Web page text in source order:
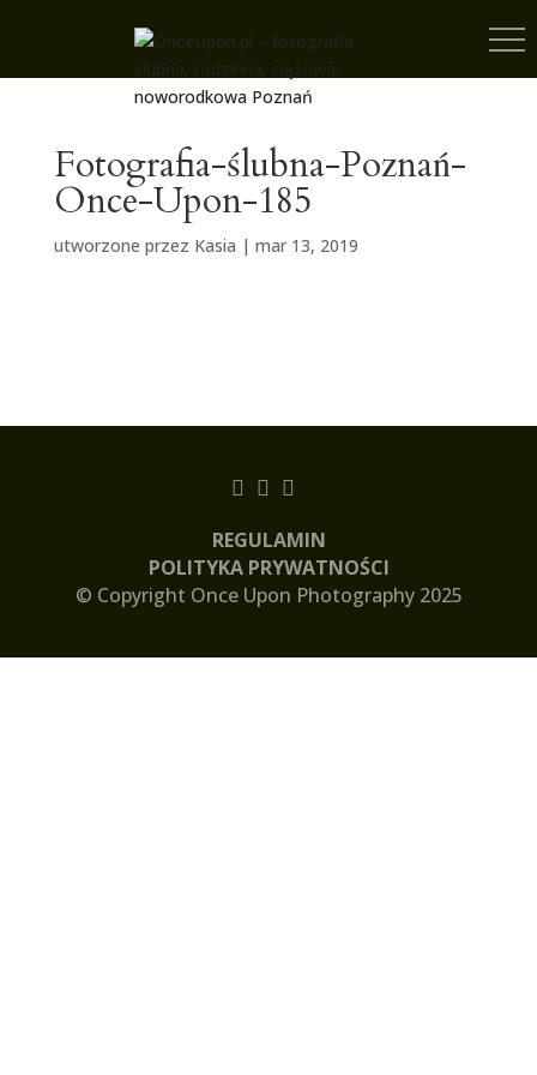
Fotografia-ślubna-Poznań-
Once-Upon-185
utworzone przez Kasia | mar 13, 2019
© Copyright Once Upon Photography 2025
REGULAMIN
POLITYKA PRYWATNOŚCI